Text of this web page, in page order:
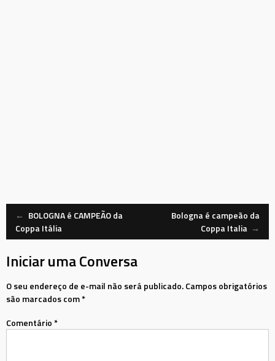
Navegação
de
Mensagem
← BOLOGNA é CAMPEÃO da
Coppa Itália
Bologna é campeão da
Coppa Italia →
Iniciar uma Conversa
O seu endereço de e-mail não será publicado.Campos obrigatórios
são marcados com*
Comentário*